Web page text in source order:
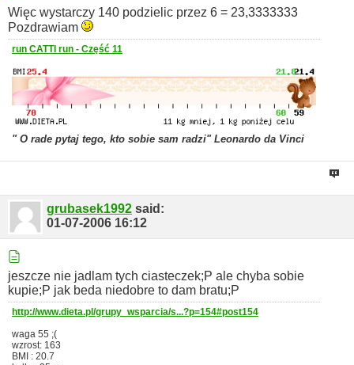
Więc wystarczy 140 podzielic przez 6 = 23,3333333
Pozdrawiam
run CATTI run - Część 11
" O rade pytaj tego, kto sobie sam radzi" Leonardo da Vinci
grubasek1992 said:
01-07-2006 16:12
jeszcze nie jadlam tych ciasteczek;P ale chyba sobie
kupie;P jak beda niedobre to dam bratu;P
http://www.dieta.pl/grupy_wsparcia/s...?p=154#post154
waga 55 ;(
wzrost: 163
BMI : 20.7